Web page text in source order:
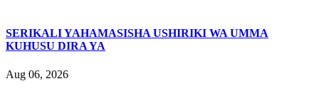
SERIKALI YAHAMASISHA USHIRIKI WA UMMA
KUHUSU DIRA YA
Aug 06, 2026